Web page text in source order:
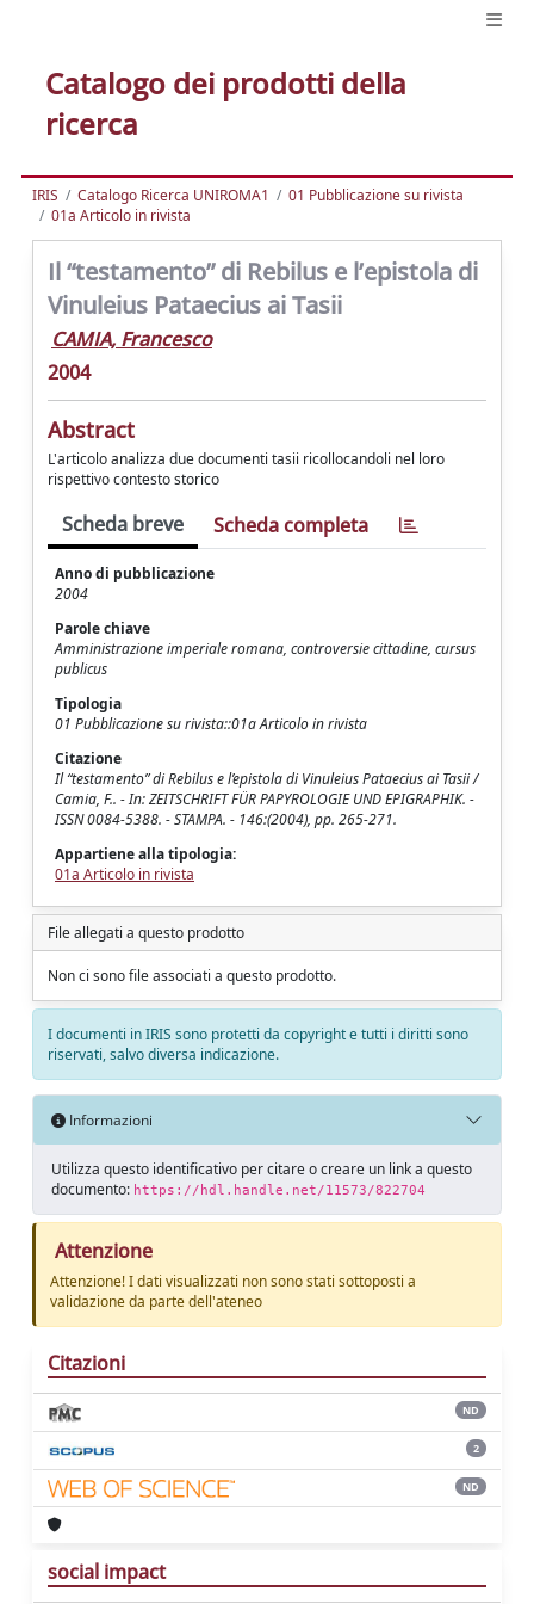
Catalogo dei prodotti della
ricerca
IRIS Catalogo Ricerca UNIROMA1
01 Pubblicazione su rivista
01a Articolo in rivista
Il “testamento” di Rebilus e l’epistola di
Vinuleius Pataecius ai Tasii
CAMIA, Francesco
2004
Abstract
L'articolo analizza due documenti tasii ricollocandoli nel loro
rispettivo contesto storico
Scheda breve Scheda completa
Anno di pubblicazione
2004
Parole chiave
Amministrazione imperiale romana, controversie cittadine, cursus
publicus
Tipologia
01 Pubblicazione su rivista::01a Articolo in rivista
Citazione
Il “testamento” di Rebilus e l’epistola di Vinuleius Pataecius ai Tasii /
Camia, F.. - In: ZEITSCHRIFT FÜR PAPYROLOGIE UND EPIGRAPHIK. -
ISSN 0084-5388. - STAMPA. - 146:(2004), pp. 265-271.
Appartiene alla tipologia:
01a Articolo in rivista
File allegati a questo prodotto
Non ci sono file associati a questo prodotto.
I documenti in IRIS sono protetti da copyright e tutti i diritti sono
riservati, salvo diversa indicazione.
Informazioni
Utilizza questo identificativo per citare o creare un link a questo
documento: https://hdl.handle.net/11573/822704
Attenzione
Attenzione! I dati visualizzati non sono stati sottoposti a
validazione da parte dell'ateneo
Citazioni
ND
2
ND
social impact